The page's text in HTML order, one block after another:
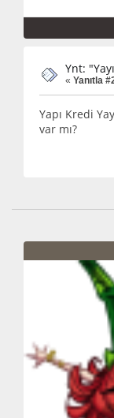
Ynt:
« Yanıtla
Yapı Kredi
var mı?